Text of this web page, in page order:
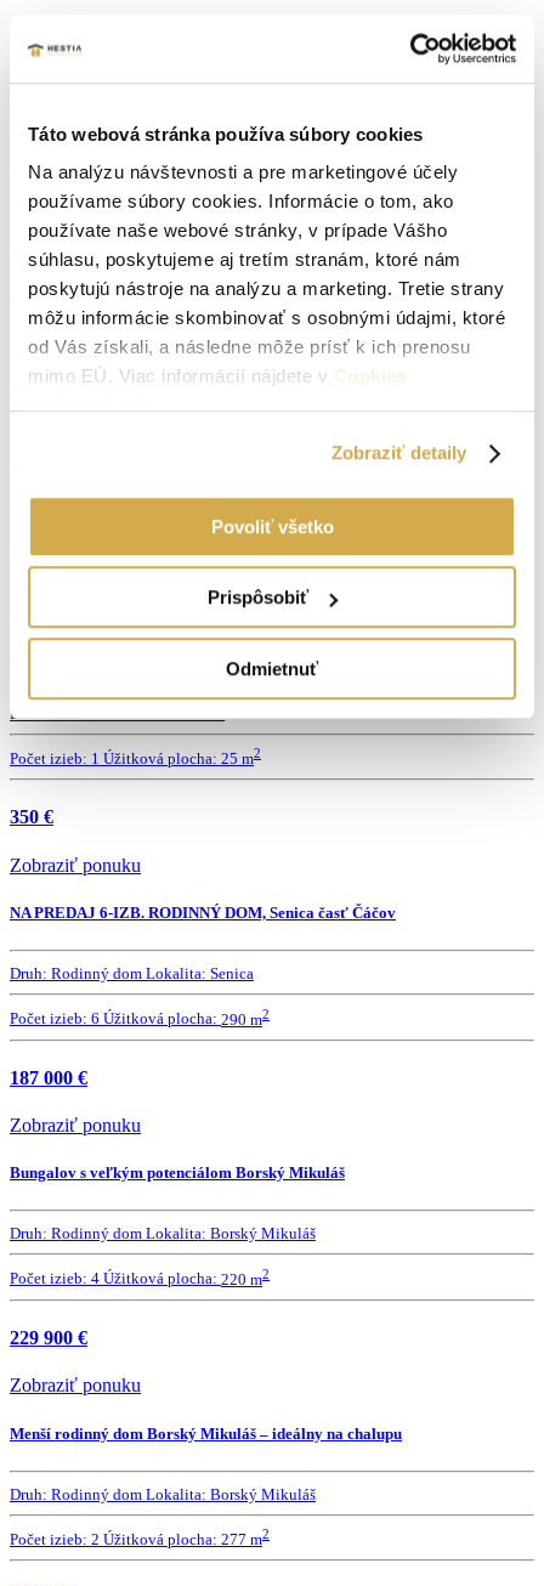
Táto webová stránka používa súbory cookies
Na analýzu návštevnosti a pre marketingové účely
používame súbory cookies. Informácie o tom, ako
používate naše webové stránky, v prípade Vášho
súhlasu, poskytujeme aj tretím stranám, ktoré nám
poskytujú nástroje na analýzu a marketing. Tretie strany
môžu informácie skombinovať s osobnými údajmi, ktoré
od Vás získali, a následne môže prísť k ich prenosu
mimo EÚ. Viac informácií nájdete v Cookies
Zobraziť detaily
Povoliť všetko
Prispôsobiť
Odmietnuť
Zobraziť ponuku
NA PRENÁJOM 1-IZB.BYT, Hollého ul., Senica
1 izbový byt Lokalita: Senica
Počet izieb:1Úžitková plocha:38 m2
400 €
Zobraziť ponuku
3 izbový byt v Brezovej pod Bradlom s krásnym výhľadom a výťahom
Brezová pod Bradlom
Počet izieb:3Úžitková plocha:77.65 m
92 000 €
Druh:
Počet izieb: 1 Úžitková plocha: 25 m2
350 €
Zobraziť ponuku
NA PREDAJ 6-IZB. RODINNÝ DOM, Senica časť Čáčov
Druh: Rodinný dom Lokalita: Senica
Počet izieb: 6 Úžitková plocha: 290 m2
187 000 €
Zobraziť ponuku
Bungalov s veľkým potenciálom Borský Mikuláš
Druh: Rodinný dom Lokalita: Borský Mikuláš
Počet izieb: 4 Úžitková plocha: 220 m2
229 900 €
Zobraziť ponuku
Menší rodinný dom Borský Mikuláš – ideálny na chalupu
Druh: Rodinný dom Lokalita: Borský Mikuláš
Počet izieb: 2 Úžitková plocha: 277 m2